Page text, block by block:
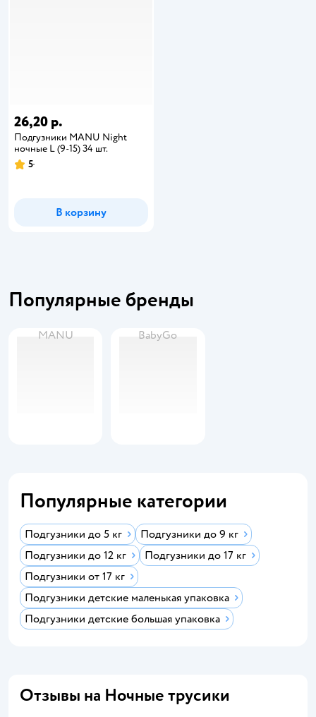
26,20 р.
Подгузники MANU Night
ночные L (9-15) 34 шт.
5
В корзину
Популярные бренды
MANU BabyGo
Популярные категории
Подгузники до 5 кг
Подгузники до 9 кг
Подгузники до 12 кг
Подгузники до 17 кг
Подгузники от 17 кг
Подгузники детские маленькая упаковка
Подгузники детские большая упаковка
Отзывы на Ночные трусики